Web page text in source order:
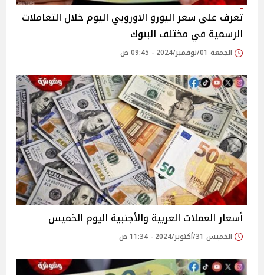
تعرف على سعر اليورو الاوروبي اليوم خلال التعاملات
الرسمية في مختلف البنوك
الجمعة 01/نوفمبر/2024 - 09:45 ص
أسعار العملات العربية والأجنبية اليوم الخميس
الخميس 31/أكتوبر/2024 - 11:34 ص